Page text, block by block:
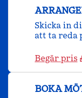
Skicka in
att ta reda
Begär pris
BOKA